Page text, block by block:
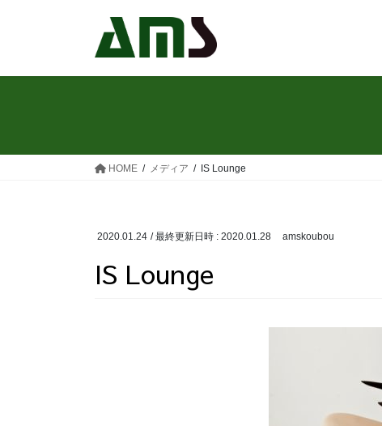
HOME メディア IS Lounge
2020.01.24 / 最終更新日時 : 2020.01.28 amskoubou
IS Lounge